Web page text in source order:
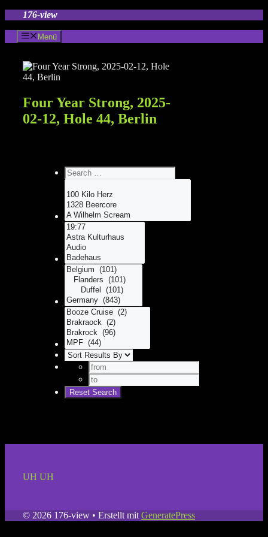
springen
176-view
Menü
Four Year Strong, 2025-
02-12, Hole 44, Berlin
UH UH
© 2026 176-view • Erstellt mit GeneratePress